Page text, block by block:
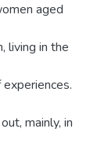
aged
living in the
mainly, in